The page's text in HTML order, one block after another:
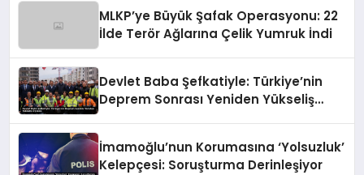
MLKP’ye Büyük Şafak Operasyonu: 22
İlde Terör Ağlarına Çelik Yumruk İndi
Devlet Baba Şefkatiyle: Türkiye’nin
Deprem Sonrası Yeniden Yükseliş
İmamoğlu’nun Korumasına ‘Yolsuzluk’
Kelepçesi: Soruşturma Derinleşiyor